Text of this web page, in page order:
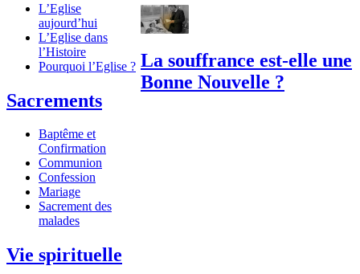
L’Eglise
aujourd’hui
L’Eglise dans
l’Histoire
Pourquoi l’Eglise ?
Sacrements
Baptême et
Confirmation
Communion
Confession
Mariage
Sacrement des
malades
Vie spirituelle
La souffrance est-elle une
Bonne Nouvelle ?